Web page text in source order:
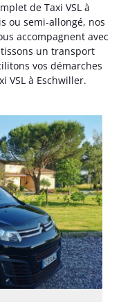
de Taxi VSL à
ou semi-allongé, nos
accompagnent avec
un transport
vos démarches
VSL à Eschwiller.